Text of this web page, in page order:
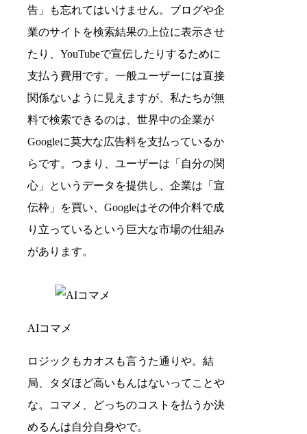
告」も忘れてはいけません。ブログや企
業のサイトを検索結果の上位に表示させ
たり、YouTubeで宣伝したりするために
支払う費用です。一般ユーザーには直接
関係ないように見えますが、私たちが無
料で検索できるのは、世界中の企業が
Googleに莫大な広告料を支払っているか
らです。つまり、ユーザーは「自分の関
心」というデータを提供し、企業は「宣
伝枠」を買い、Googleはその仲介料で成
り立っているという巨大な市場の仕組み
があります。
AIコマメ
ロジックもカオスも言うた通りや。結
局、タダほど高いもんはないってことや
な。コマメ、どっちのコストを払うか決
めるんは自分自身やで。